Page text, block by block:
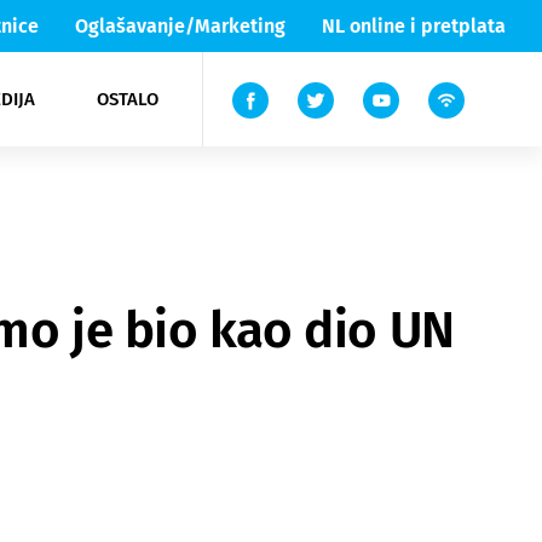
Oglašavanje/Marketing NL online i pretplata
OSTALO
Lika & Senj
TV
je bio kao dio UN